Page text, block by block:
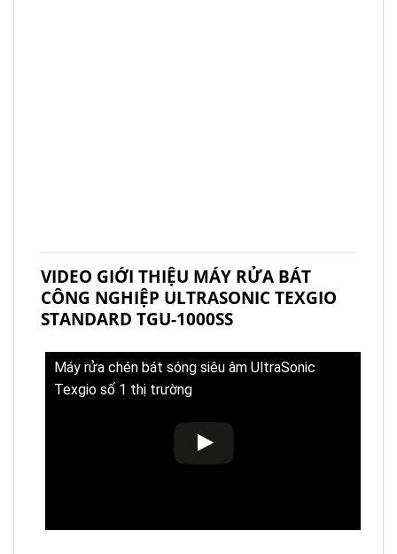
VIDEO GIỚI THIỆU MÁY RỬA BÁT
CÔNG NGHIỆP ULTRASONIC TEXGIO
STANDARD TGU-1000SS
Máy rửa chén bát sóng siêu âm UltraSonic
Texgio số 1 thị trường